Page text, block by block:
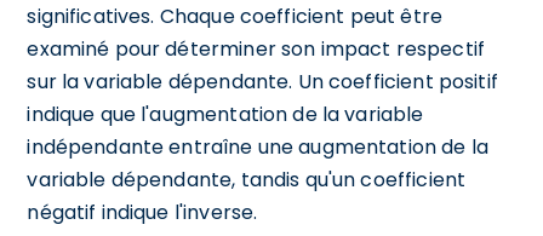
significatives. Chaque coefficient peut être
examiné pour déterminer son impact respectif
sur la variable dépendante. Un coefficient positif
indique que l'augmentation de la variable
indépendante entraîne une augmentation de la
variable dépendante, tandis qu'un coefficient
négatif indique l'inverse.